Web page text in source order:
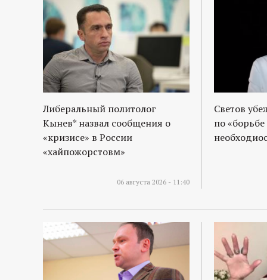
й
п
о
р
т
а
Либеральный политолог
Кынев* назвал сообщения о
«кризисе» в России
«хайпожорстовм»
06 августа 2026 - 11:40
Светов
по